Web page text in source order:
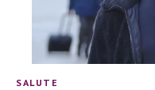
SALUTE